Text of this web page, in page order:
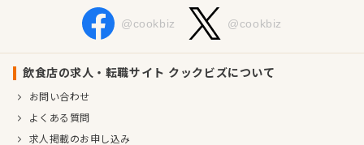
@cookbiz @cookbiz
飲食店の求人・転職サイト クックビズについて
お問い合わせ
よくある質問
求人掲載のお申し込み